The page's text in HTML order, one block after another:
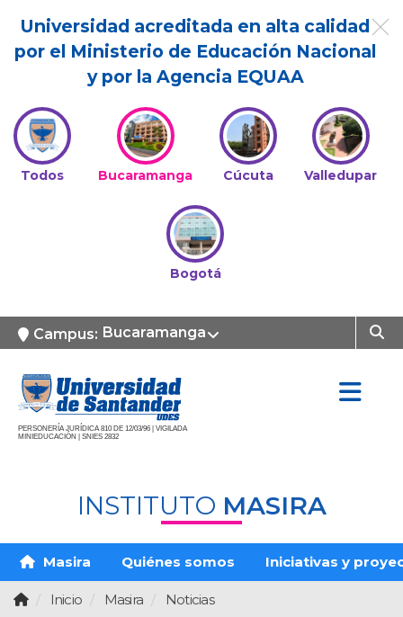
Universidad acreditada en alta calidad
por el Ministerio de Educación Nacional
y por la Agencia EQUAA
Todos Bucaramanga Cúcuta Valledupar
Bogotá
Campus: Bucaramanga
PERSONERÍA JURÍDICA 810 DE 12/03/96 | VIGILADA
MINIEDUCACIÓN | SNIES 2832
INSTITUTO MASIRA
Masira Quiénes somos Iniciativas y
Inicio Masira Noticias